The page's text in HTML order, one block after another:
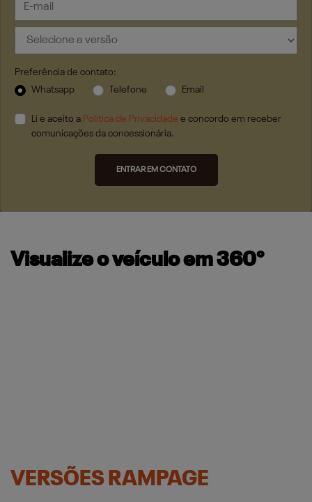
Preferência de contato:
Whatsapp
Telefone Email
Li e aceito a Política de Privacidade e concordo em receber
comunicações da concessionária.
ENTRAR EM CONTATO
Visualize o veículo em 360°
VERSÕES RAMPAGE